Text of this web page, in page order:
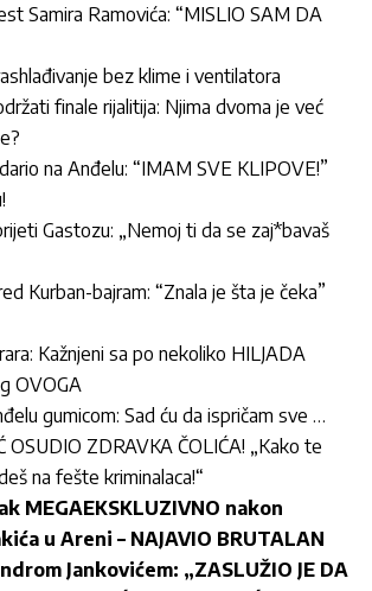
Samira Ramovića: “MISLIO SAM DA
bez klime i ventilatora
finale rijalitija: Njima dvoma je već
na Anđelu: “IMAM SVE KLIPOVE!”
Gastozu: „Nemoj ti da se zaj*bavaš
Kurban-bajram: “Znala je šta je čeka”
Kažnjeni sa po nekoliko HILJADA
OVOGA
gumicom: Sad ću da ispričam sve …
OSUDIO ZDRAVKA ČOLIĆA! „Kako te
na fešte kriminalaca!“
MEGAEKSKLUZIVNO nakon
u Areni – NAJAVIO BRUTALAN
Jankovićem: „ZASLUŽIO JE DA